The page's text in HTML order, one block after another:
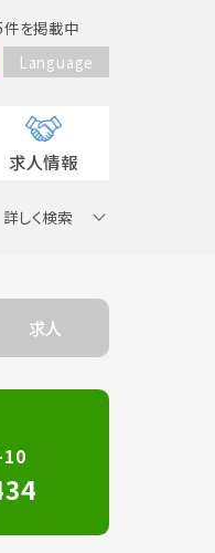
件を掲載中
Language
求人情報
詳しく検索
求人
10